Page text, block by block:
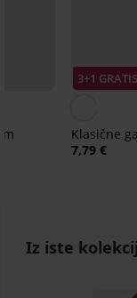
3+1 GRATIS
Klasične
7,79 €
Iz iste